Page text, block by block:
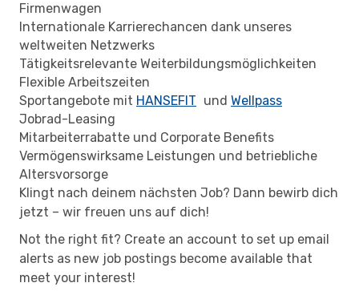
Firmenwagen
Internationale Karrierechancen dank unseres
weltweiten Netzwerks
Tätigkeitsrelevante Weiterbildungsmöglichkeiten
Flexible Arbeitszeiten
Sportangebote mit HANSEFIT (wird in einem neuen
und Wellpass
Jobrad-Leasing
Mitarbeiterrabatte und Corporate Benefits
Vermögenswirksame Leistungen und betriebliche
Altersvorsorge
Klingt nach deinem nächsten Job? Dann bewirb dich
jetzt – wir freuen uns auf dich!
Not the right fit? Create an account to set up email
alerts as new job postings become available that
meet your interest!